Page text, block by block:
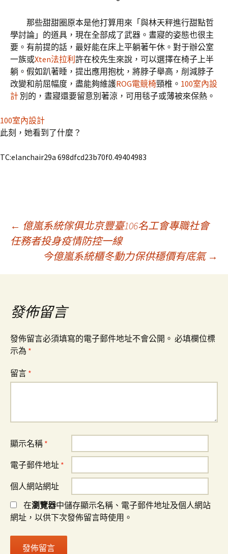
那些甜甜圈原本是他打算用來「與林天秤進行甜點哲
學討論」的道具，現在全部成了武器。晝寢的姿態也很主
要。有前提的話，最好能在床上平躺著午休。對于辦公室
一族或Xten法拉利許在校先生來說，可以選擇在椅子上半
躺。假如趴著睡，提出應用抱枕，將脖子舉高，削減脖子
改變和前屈幅度，盡能夠維護ROG電競椅頸椎。 100室內設
計 別的，晝寢還要留意別著涼，可用毯子或薄被來保熱。
100室內設計
此刻，她看到了什麼？
TC:elanchair29a 698dfcd23b70f0.49404983
文
覽
← 億嵐系統傢俱北京豐臺106名工會專職社會
任務者投身疫情防控一線
今億嵐系統櫃冬動力保供穩價有底氣 →
發佈留言
發佈留言必須填寫的電子郵件地址不會公開。 必填欄位標
示為 *
留言 *
顯示名稱 *
電子郵件地址 *
個人網站網址
在瀏覽器中儲存顯示名稱、電子郵件地址及個人網站
網址，以供下次發佈留言時使用。